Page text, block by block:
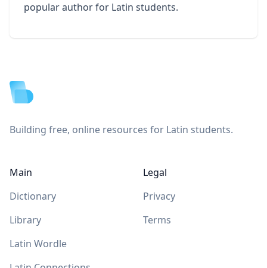
popular author for Latin students.
Building free, online resources for Latin students.
Main
Dictionary
Library
Latin Wordle
Legal
Privacy
Terms